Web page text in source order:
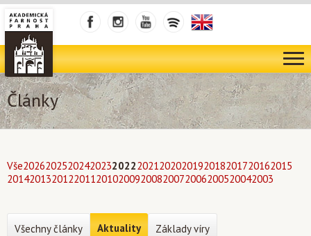
Články
Vše202620252024202320222021202020192018201720162015
201420132012201120102009200820072006200520042003
Všechny články Aktuality Základy víry